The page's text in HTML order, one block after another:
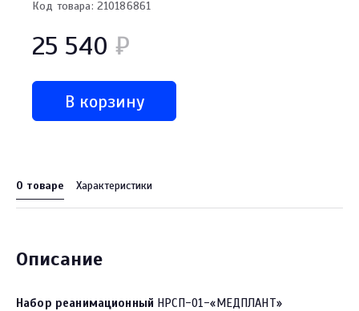
Код товара: 210186861
25 540₽
В корзину
О товаре Характеристики
Описание
Набор реанимационный НРСП-01-«МЕДПЛАНТ»